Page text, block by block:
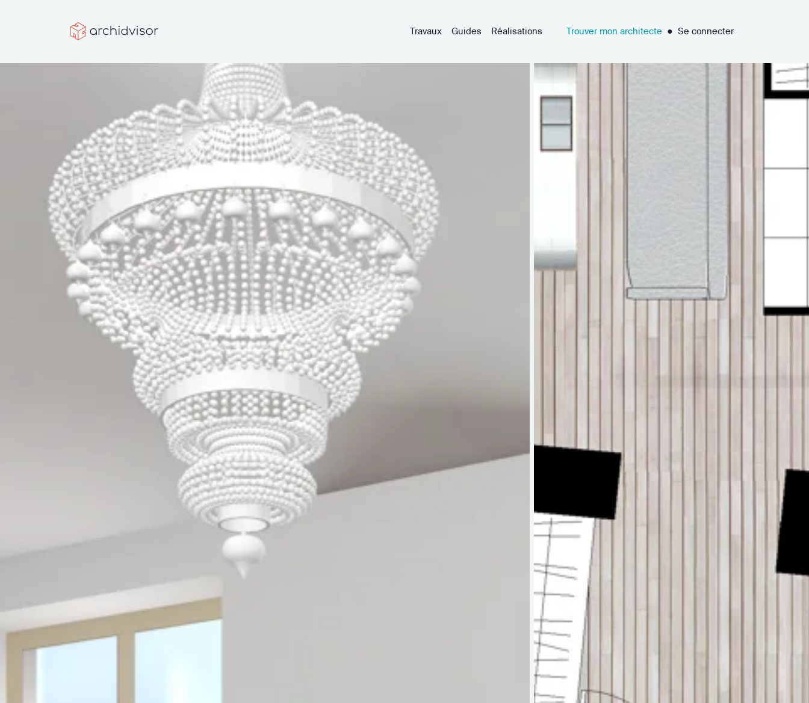
Travaux Guides Réalisations Trouver mon architecte ● Se connecter